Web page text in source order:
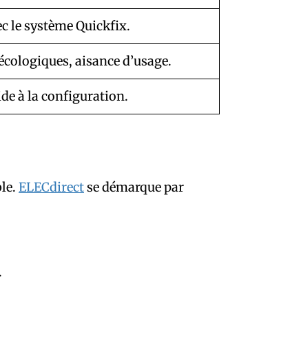
le système Quickfix.
aisance d’usage.
à la configuration.
ELECdirectse démarque par